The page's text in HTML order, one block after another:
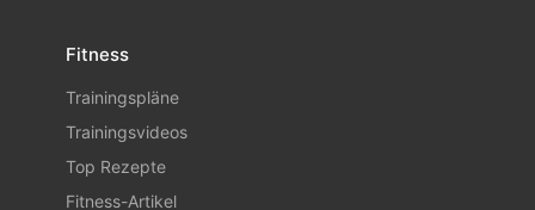
Fitness
Trainingspläne
Trainingsvideos
Top Rezepte
Fitness-Artikel